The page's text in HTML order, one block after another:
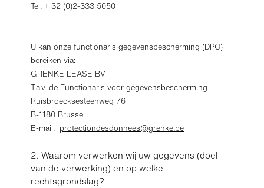
Tel: + 32 (0)2-333 5050
U kan onze functionaris gegevensbescherming (DPO)
bereiken via:
GRENKE LEASE BV
T.a.v. de Functionaris voor gegevensbescherming
Ruisbroecksesteenweg 76
B-1180 Brussel
E-mail: protectiondesdonnees@grenke.be
2. Waarom verwerken wij uw gegevens (doel
van de verwerking) en op welke
rechtsgrondslag?